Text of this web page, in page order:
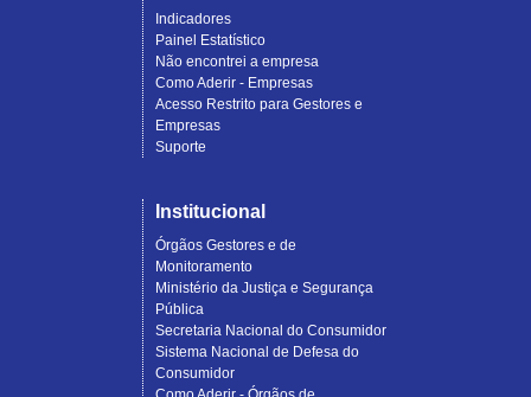
Indicadores
Painel Estatístico
Não encontrei a empresa
Como Aderir - Empresas
Acesso Restrito para Gestores e
Empresas
Suporte
Institucional
Órgãos Gestores e de
Monitoramento
Ministério da Justiça e Segurança
Pública
Secretaria Nacional do Consumidor
Sistema Nacional de Defesa do
Consumidor